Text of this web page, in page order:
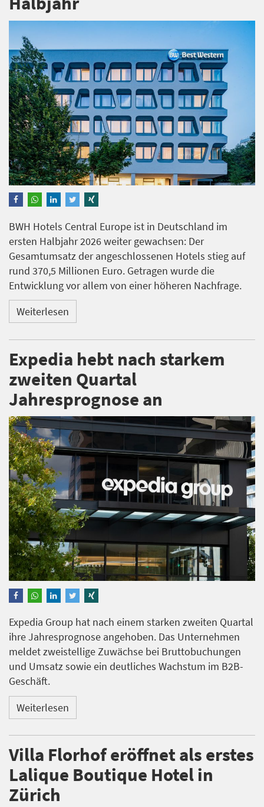
BWH Hotels Central Europe ist in Deutschland im
ersten Halbjahr 2026 weiter gewachsen: Der
Gesamtumsatz der angeschlossenen Hotels stieg auf
rund 370,5 Millionen Euro. Getragen wurde die
Entwicklung vor allem von einer höheren Nachfrage.
Weiterlesen
Expedia hebt nach starkem
zweiten Quartal
Jahresprognose an
Expedia Group hat nach einem starken zweiten Quartal
ihre Jahresprognose angehoben. Das Unternehmen
meldet zweistellige Zuwächse bei Bruttobuchungen
und Umsatz sowie ein deutliches Wachstum im B2B-
Geschäft.
Weiterlesen
Villa Florhof eröffnet als erstes
Lalique Boutique Hotel in
Zürich